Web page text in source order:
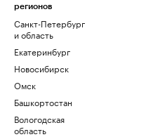
регионов
Санкт-Петербург
и область
Екатеринбург
Новосибирск
Омск
Башкортостан
Вологодская
область